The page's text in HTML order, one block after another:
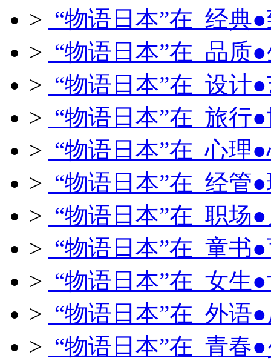
> “物语日本”在 经典
> “物语日本”在 品质
> “物语日本”在 设计
> “物语日本”在 旅行
> “物语日本”在 心理
> “物语日本”在 经管
> “物语日本”在 职场
> “物语日本”在 童书
> “物语日本”在 女生
> “物语日本”在 外语
> “物语日本”在 青春